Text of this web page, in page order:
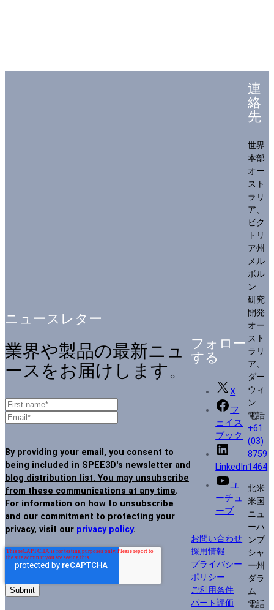
ニュースレター
業界や製品の最新ニュ
ースをお届けします。
By providing your email, you consent to
being included in SPEE3D's newsletter and
blog distribution list. You may unsubscribe
from these communications at any time.
For information on how to unsubscribe
and our commitment to protecting your
privacy, visit our privacy policy.
フォロー
する
X
フ
ェイス
ブック
LinkedIn
ユ
ーチュ
ーブ
お問い合わせ
採用情報
プライバシー
ポリシー
ご利用条件
パート評価
連
絡
先
世界
本部
オー
スト
ラリ
ア、
ビク
トリ
ア州
メル
ボル
ン
研究
開発
オー
スト
ラリ
ア、
ダー
ウィ
ン
電話
+61
(03)
8759
1464
北米
米国
ニュ
ーハ
ンプ
シャ
ー州
ダラ
ム
電話